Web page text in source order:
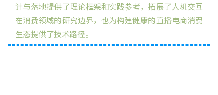
计与落地提供了理论框架和实践参考，拓展了人机交互
在消费领域的研究边界，也为构建健康的直播电商消费
生态提供了技术路径。